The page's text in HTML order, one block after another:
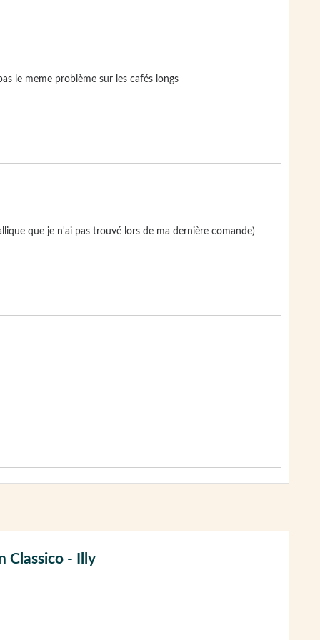
le meme problème sur les cafés longs
que je n'ai pas trouvé lors de ma dernière comande)
Classico - Illy